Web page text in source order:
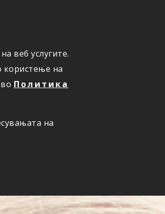
веб услугите.
користење на
Политика
на
ОНЛАЈН ПРИЈАВИ ШТЕТА